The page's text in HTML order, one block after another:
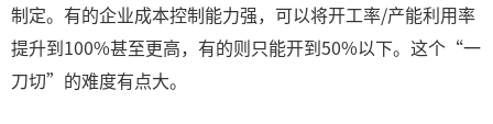
制定。有的企业成本控制能力强，可以将开工率/产能利用率
提升到100%甚至更高，有的则只能开到50%以下。这个“一
刀切”的难度有点大。